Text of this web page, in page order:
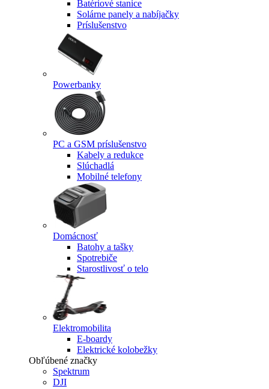
Batériové stanice
Solárne panely a nabíjačky
Príslušenstvo
Powerbanky
PC a GSM príslušenstvo
Kabely a redukce
Slúchadlá
Mobilné telefony
Domácnosť
Batohy a tašky
Spotrebiče
Starostlivosť o telo
Elektromobilita
E-boardy
Elektrické kolobežky
Obľúbené značky
Spektrum
DJI